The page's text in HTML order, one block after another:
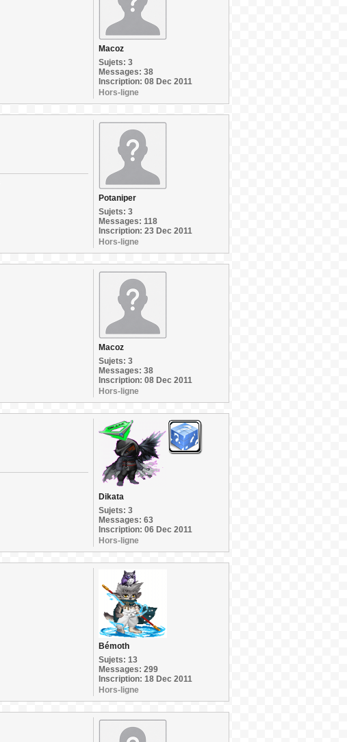
Macoz
Sujets: 3
Messages: 38
Inscription: 08 Dec 2011
Hors-ligne
Potaniper
Sujets: 3
Messages: 118
Inscription: 23 Dec 2011
Hors-ligne
Macoz
Sujets: 3
Messages: 38
Inscription: 08 Dec 2011
Hors-ligne
Dikata
Sujets: 3
Messages: 63
Inscription: 06 Dec 2011
Hors-ligne
Bémoth
Sujets: 13
Messages: 299
Inscription: 18 Dec 2011
Hors-ligne